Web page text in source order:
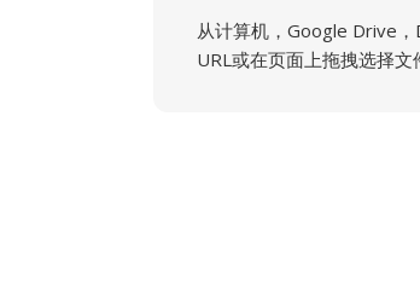
从计算机，Google Drive，
URL或在页面上拖拽选择文